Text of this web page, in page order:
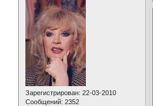
Зарегистрирован: 22-03-2010
Сообщений: 2352